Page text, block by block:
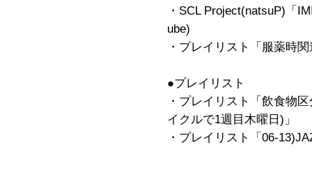
・SCL Project(natsuP)「
ube)
・プレイリスト「服薬時
●プレイリスト
・プレイリスト「飲食物
イクルで1週目木曜日)」
・プレイリスト「06-